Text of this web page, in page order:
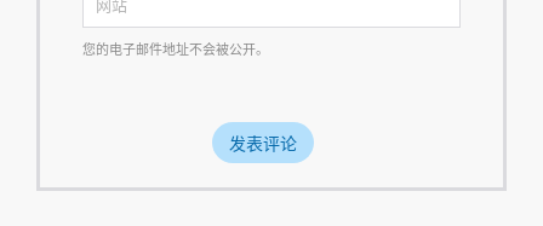
您的电子邮件地址不会被公开。